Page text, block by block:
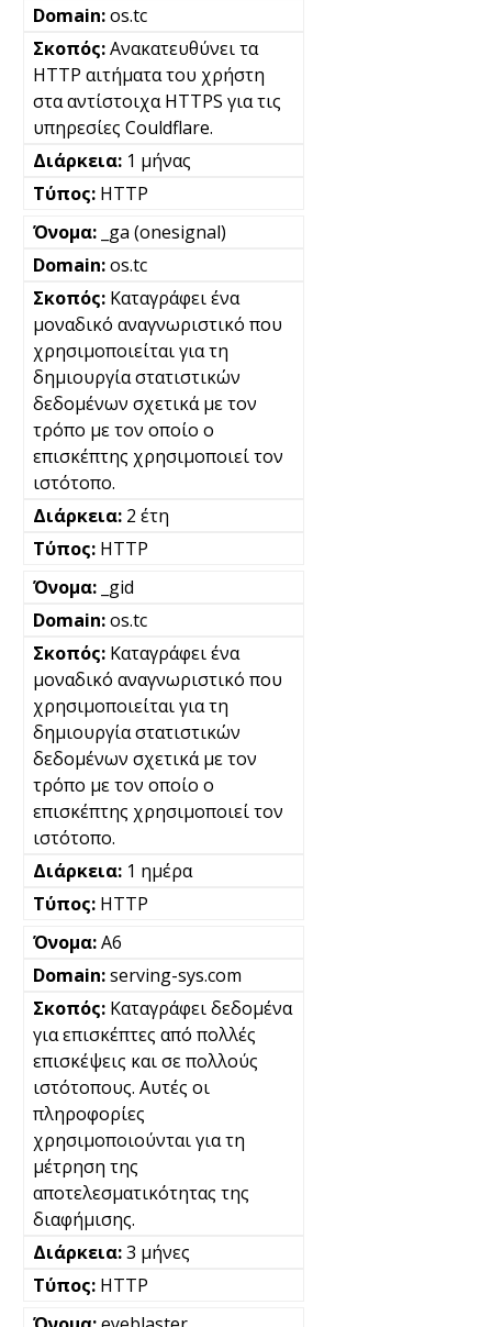
os.tc
Ανακατευθύνει τα
HTTP αιτήματα του χρήστη
στα αντίστοιχα HTTPS για τις
υπηρεσίες Couldflare.
1 μήνας
HTTP
_ga (onesignal)
os.tc
Καταγράφει ένα
μοναδικό αναγνωριστικό που
χρησιμοποιείται για τη
δημιουργία στατιστικών
δεδομένων σχετικά με τον
τρόπο με τον οποίο ο
επισκέπτης χρησιμοποιεί τον
ιστότοπο.
2 έτη
HTTP
_gid
os.tc
Καταγράφει ένα
μοναδικό αναγνωριστικό που
χρησιμοποιείται για τη
δημιουργία στατιστικών
δεδομένων σχετικά με τον
τρόπο με τον οποίο ο
επισκέπτης χρησιμοποιεί τον
ιστότοπο.
1 ημέρα
HTTP
A6
serving-sys.com
Καταγράφει δεδομένα
για επισκέπτες από πολλές
επισκέψεις και σε πολλούς
ιστότοπους. Αυτές οι
πληροφορίες
χρησιμοποιούνται για τη
μέτρηση της
αποτελεσματικότητας της
διαφήμισης.
3 μήνες
HTTP